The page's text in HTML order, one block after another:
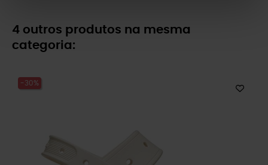
4 outros produtos na mesma
categoria:
-30%